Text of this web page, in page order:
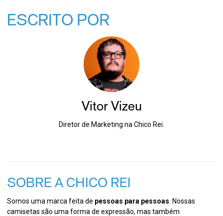
ESCRITO POR
Vitor Vizeu
Diretor de Marketing na Chico Rei.
SOBRE A CHICO REI
Somos uma marca feita de pessoas para pessoas . Nossas
camisetas são uma forma de expressão, mas também